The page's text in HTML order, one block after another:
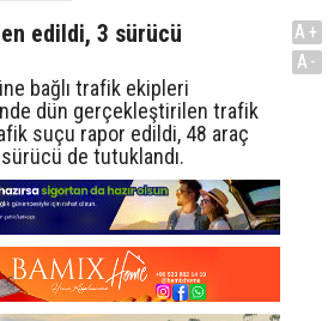
edildi, 3 sürücü
bağlı trafik ekipleri
dün gerçekleştirilen trafik
suçu rapor edildi, 48 araç
de tutuklandı.
A+
A-